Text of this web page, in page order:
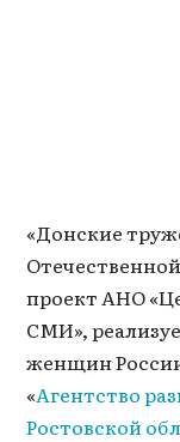
«Донские
проект АНО
СМИ»,
женщин
«Агентство
Ростовской